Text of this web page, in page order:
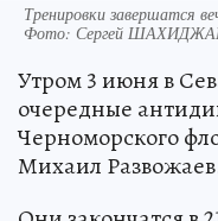
Тренировки завершатся
Фото: Сергей
Утром 3 июня в
очередные
Черноморского
Михаил